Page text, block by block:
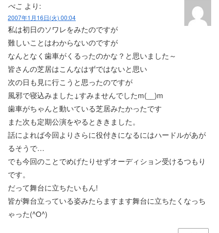
ぺこ より:
2007年1月16日(火) 00:04
私は初日のソワレをみたのですが
難しいことはわからないのですが
なんとなく歯車がくるったのかな？と思いました～
皆さんの芝居はこんなはずではないと思い
次の日も見に行こうと思ったのですが
風邪で寝込みました↓すみませんでしたm(__)m
歯車がちゃんと動いている芝居みたかったです
また次も定期公演をやるとききました。
話によれば今回よりさらに役付きになるにはハードルがあが
るそうで…
でも今回のことでめげたりせずオーディション受けるつもり
です。
だって舞台に立ちたいもん!
皆が舞台立っている姿みたらますます舞台に立ちたくなっち
ゃった(^O^)